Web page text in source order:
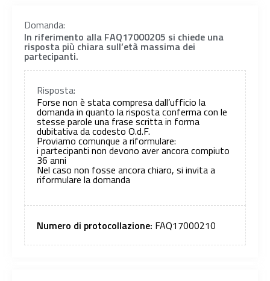
Domanda:
In riferimento alla FAQ17000205 si chiede una
risposta più chiara sull’età massima dei
partecipanti.
Risposta:
Forse non è stata compresa dall’ufficio la
domanda in quanto la risposta conferma con le
stesse parole una frase scritta in forma
dubitativa da codesto O.d.F.
Proviamo comunque a riformulare:
i partecipanti non devono aver ancora compiuto
36 anni
Nel caso non fosse ancora chiaro, si invita a
riformulare la domanda
Numero di protocollazione: FAQ17000210